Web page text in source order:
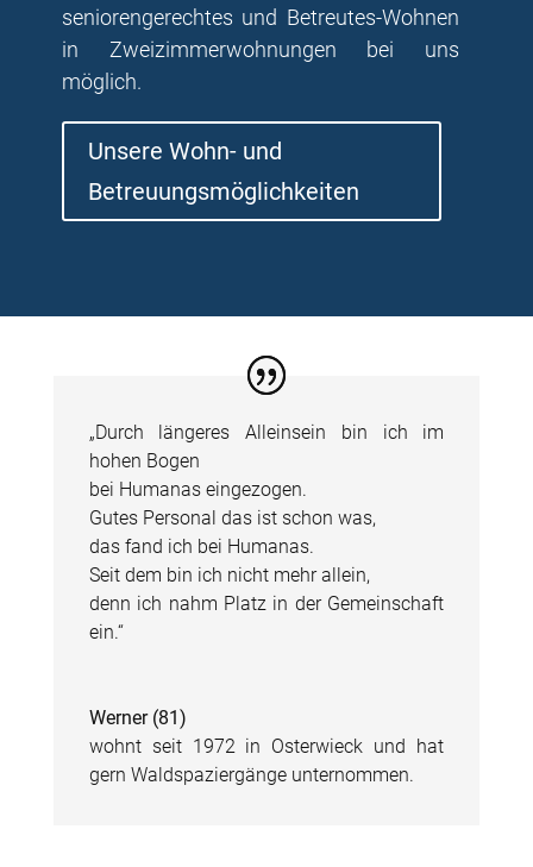
seniorengerechtes und Betreutes-Wohnen
in Zweizimmerwohnungen bei uns
möglich.
Unsere Wohn- und
Betreuungsmöglichkeiten
„Durch längeres Alleinsein bin ich im
hohen Bogen
bei Humanas eingezogen.
Gutes Personal das ist schon was,
das fand ich bei Humanas.
Seit dem bin ich nicht mehr allein,
denn ich nahm Platz in der Gemeinschaft
ein.“
Werner (81)
wohnt seit 1972 in Osterwieck und hat
gern Waldspaziergänge unternommen.